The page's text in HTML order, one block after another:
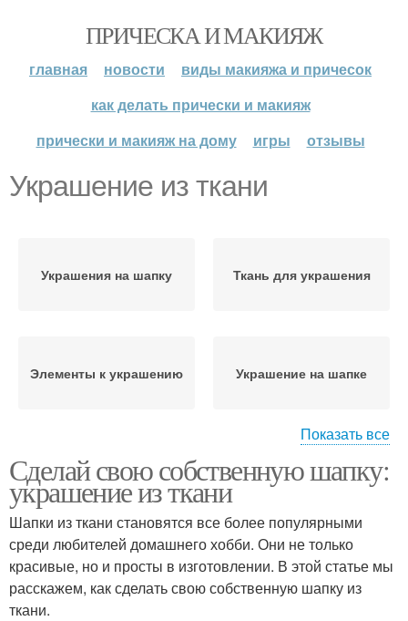
ПРИЧЕСКА И МАКИЯЖ
главная новости
виды макияжа и причесок
как делать прически и макияж
прически и макияж на дому
игры отзывы
Украшение из ткани
Украшения на шапку Ткань для украшения
Элементы к украшению Украшение на шапке
Шапки из ткани Идеи по украшению
Украшения из ткани
Элементы для
украшения
Показать все
Сделай свою собственную шапку:
украшение из ткани
Шапки из ткани становятся все более популярными
среди любителей домашнего хобби. Они не только
красивые, но и просты в изготовлении. В этой статье мы
расскажем, как сделать свою собственную шапку из
ткани.